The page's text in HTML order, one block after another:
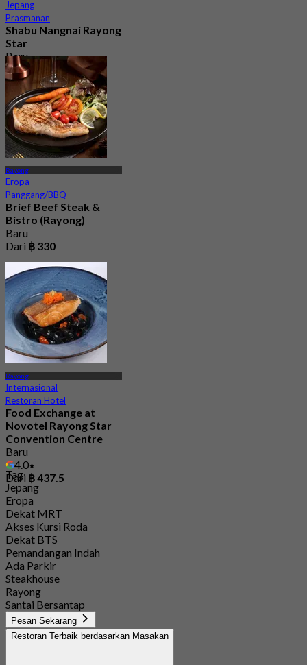
Jepang
Prasmanan
Shabu Nangnai Rayong
Star
Baru
5.0
Dari ฿ 299
Rayong
Eropa
Panggang/BBQ
Brief Beef Steak &
Bistro (Rayong)
Baru
Dari ฿ 330
Rayong
Internasional
Restoran Hotel
Food Exchange at
Novotel Rayong Star
Convention Centre
Baru
4.0
Dari ฿ 437.5
Tag
Jepang
Eropa
Dekat MRT
Akses Kursi Roda
Dekat BTS
Pemandangan Indah
Ada Parkir
Steakhouse
Rayong
Santai Bersantap
Pesan Sekarang
Restoran Terbaik berdasarkan Masakan